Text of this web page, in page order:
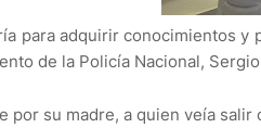
para adquirir conocimientos y
de la Policía Nacional,
por su madre, a quien veía